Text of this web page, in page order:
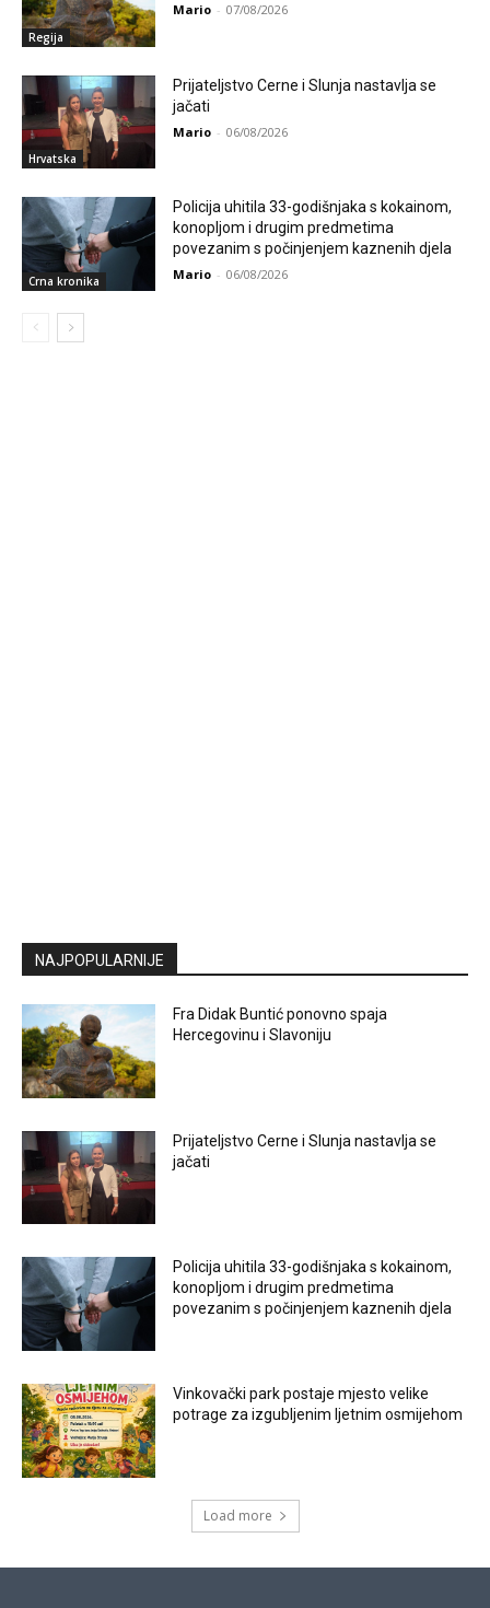
Regija
Mario - 07/08/2026
Hrvatska
Prijateljstvo Cerne i Slunja nastavlja se
jačati
Mario - 06/08/2026
Crna kronika
Policija uhitila 33-godišnjaka s kokainom,
konopljom i drugim predmetima
povezanim s počinjenjem kaznenih djela
Mario - 06/08/2026
NAJPOPULARNIJE
Fra Didak Buntić ponovno spaja
Hercegovinu i Slavoniju
Prijateljstvo Cerne i Slunja nastavlja se
jačati
Policija uhitila 33-godišnjaka s kokainom,
konopljom i drugim predmetima
povezanim s počinjenjem kaznenih djela
Vinkovački park postaje mjesto velike
potrage za izgubljenim ljetnim osmijehom
Load more